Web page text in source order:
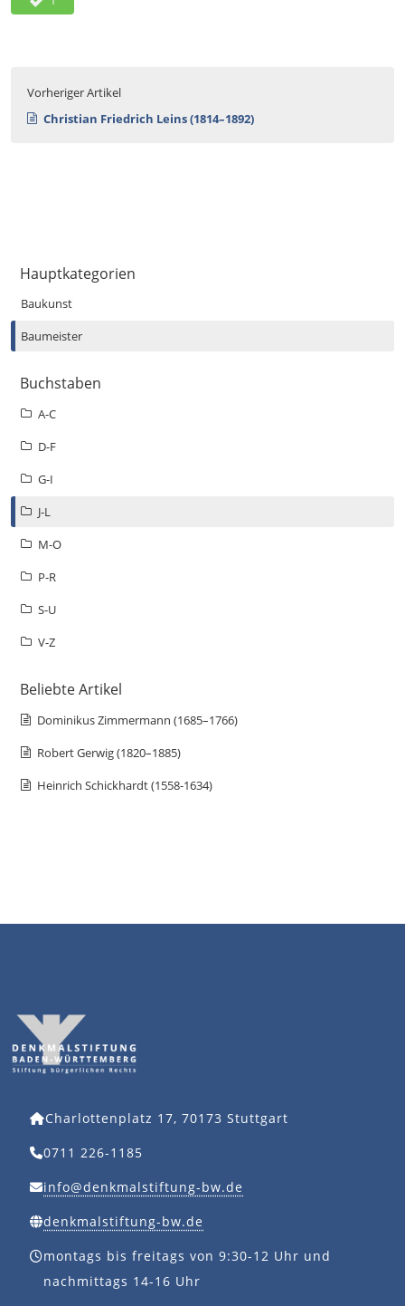
Vorheriger Artikel
Christian Friedrich Leins (1814–1892)
Hauptkategorien
Baukunst
Baumeister
Buchstaben
A-C
D-F
G-I
J-L
M-O
P-R
S-U
V-Z
Beliebte Artikel
Dominikus Zimmermann (1685–1766)
Robert Gerwig (1820–1885)
Heinrich Schickhardt (1558-1634)
Charlottenplatz 17, 70173 Stuttgart
0711 226-1185
info@denkmalstiftung-bw.de
denkmalstiftung-bw.de
montags bis freitags von 9:30-12 Uhr und
nachmittags 14-16 Uhr